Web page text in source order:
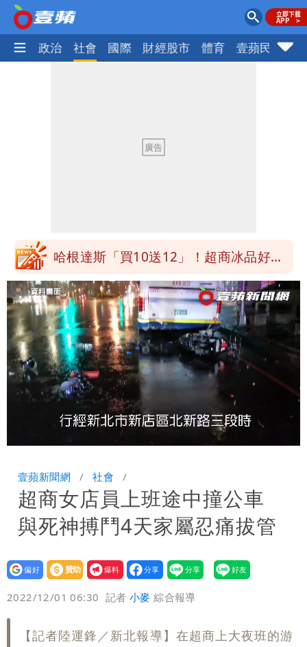
生活 政治 社會 國際 財經股市 體育 壹蘋民調
疑「破百間日租套房」遭罰25萬 業者
安說了
哈根達斯「買10送12」！超商冰品好康
快看 思樂冰僅10元
華語天王遭亂爆私生子 周杰倫無辜捲
入！杰威爾發聲明怒斥
比政府還有愛！台灣暖捐熊本「1物資」
日人讚爆：乾脆給台灣統治
這次真的不一樣？南亞科砸3466億拚先
進製程 挑戰擴產魔咒
連戰二媳罕見發火！砲轟財政部「不負責
任」
獨家｜蕭敬騰「渡邉」日料店慘遇惡房
Summer火大（壹蘋10點強打）
商羈押禁見
廉航新規「頭頂置物櫃收費」 網崩潰：
上廁所多少？
白海豚路徑變了！專家：離台又更近 暴
風圈逼近岸處
3資深房仲遭聲押禁見！士院裁定全交保
＋限居
UNIQLO涼感衣不涼？店員揭「洗標編
號」藏玄機
國家隊戰績！投資報酬率飆81％ 台積
Unmute
88.49%
壹蘋新聞網 社會
超商女店員上班途中撞公車
與死神搏鬥4天家屬忍痛拔管
設為
贊助
我要
爆料
2022/12/01 06:30 記者小麥 綜合報導
【記者陸運鋒／新北報導】在超商上大夜班的游